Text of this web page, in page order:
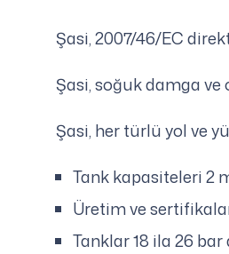
Şasi, 2007/46/EC
Şasi, soğuk damga ve
Şasi, her türlü yol ve
Tank kapasiteleri 2
Üretim ve
Tanklar 18 ila 26